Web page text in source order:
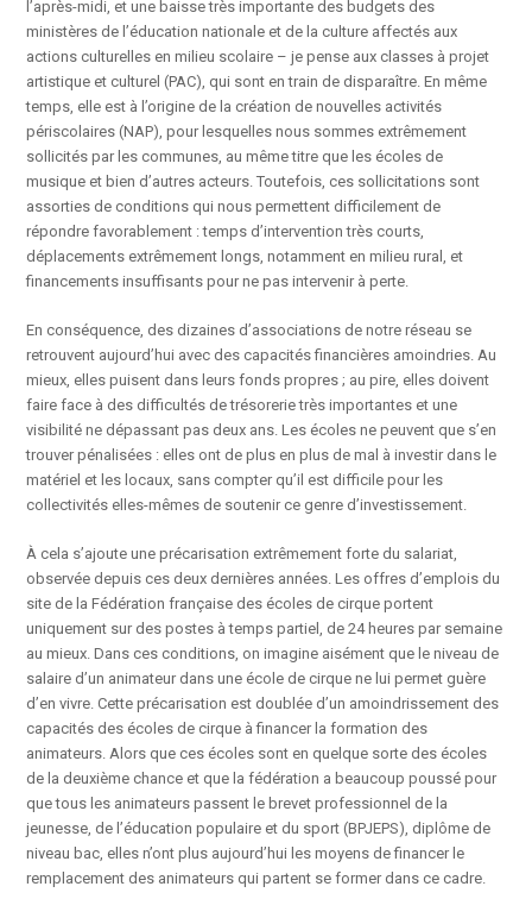
l’après-midi, et une baisse très importante des budgets des
ministères de l’éducation nationale et de la culture affectés aux
actions culturelles en milieu scolaire – je pense aux classes à projet
artistique et culturel (PAC), qui sont en train de disparaître. En même
temps, elle est à l’origine de la création de nouvelles activités
périscolaires (NAP), pour lesquelles nous sommes extrêmement
sollicités par les communes, au même titre que les écoles de
musique et bien d’autres acteurs. Toutefois, ces sollicitations sont
assorties de conditions qui nous permettent difficilement de
répondre favorablement : temps d’intervention très courts,
déplacements extrêmement longs, notamment en milieu rural, et
financements insuffisants pour ne pas intervenir à perte.
En conséquence, des dizaines d’associations de notre réseau se
retrouvent aujourd’hui avec des capacités financières amoindries. Au
mieux, elles puisent dans leurs fonds propres ; au pire, elles doivent
faire face à des difficultés de trésorerie très importantes et une
visibilité ne dépassant pas deux ans. Les écoles ne peuvent que s’en
trouver pénalisées : elles ont de plus en plus de mal à investir dans le
matériel et les locaux, sans compter qu’il est difficile pour les
collectivités elles-mêmes de soutenir ce genre d’investissement.
À cela s’ajoute une précarisation extrêmement forte du salariat,
observée depuis ces deux dernières années. Les offres d’emplois du
site de la Fédération française des écoles de cirque portent
uniquement sur des postes à temps partiel, de 24 heures par semaine
au mieux. Dans ces conditions, on imagine aisément que le niveau de
salaire d’un animateur dans une école de cirque ne lui permet guère
d’en vivre. Cette précarisation est doublée d’un amoindrissement des
capacités des écoles de cirque à financer la formation des
animateurs. Alors que ces écoles sont en quelque sorte des écoles
de la deuxième chance et que la fédération a beaucoup poussé pour
que tous les animateurs passent le brevet professionnel de la
jeunesse, de l’éducation populaire et du sport (BPJEPS), diplôme de
niveau bac, elles n’ont plus aujourd’hui les moyens de financer le
remplacement des animateurs qui partent se former dans ce cadre.